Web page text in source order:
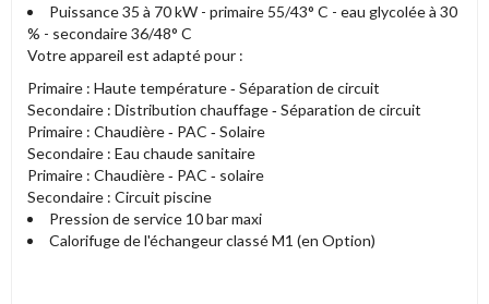
Puissance 35 à 70 kW - primaire 55/43° C - eau glycolée à 30
% - secondaire 36/48° C
Votre appareil est adapté pour :
Primaire : Haute température ‐ Séparation de circuit
Secondaire : Distribution chauffage ‐ Séparation de circuit
Primaire : Chaudière ‐ PAC ‐ Solaire
Secondaire : Eau chaude sanitaire
Primaire : Chaudière ‐ PAC ‐ solaire
Secondaire : Circuit piscine
Pression de service 10 bar maxi
Calorifuge de l'échangeur classé M1 (en Option)